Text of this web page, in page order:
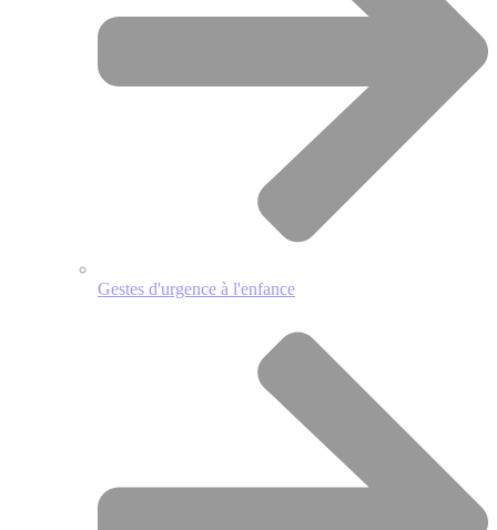
Gestes d'urgence à l'enfance